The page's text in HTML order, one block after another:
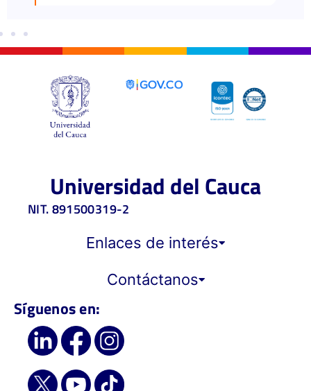
Universidad del Cauca
NIT. 891500319-2
Enlaces de interés
Contáctanos
Síguenos en: